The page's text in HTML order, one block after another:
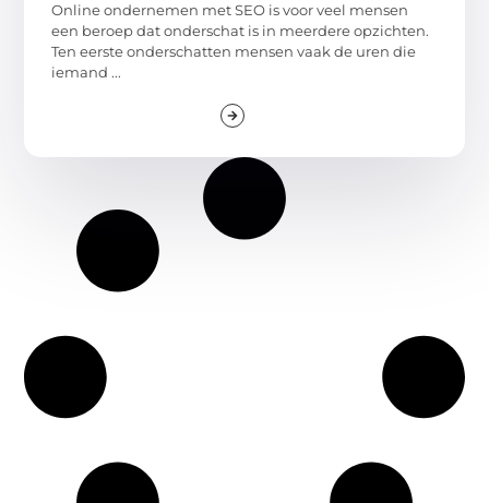
Online ondernemen met SEO is voor veel mensen
een beroep dat onderschat is in meerdere opzichten.
Ten eerste onderschatten mensen vaak de uren die
iemand ...